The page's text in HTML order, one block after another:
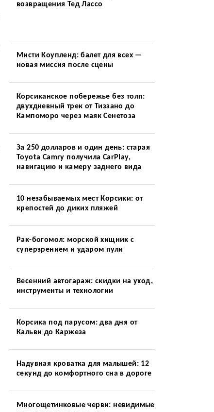
возвращения Тед Лассо
Мисти Коупленд: балет для всех —
новая миссия после сцены
Корсиканское побережье без толп:
двухдневный трек от Тиззано до
Кампоморо через маяк Сенетоза
За 250 долларов и один день: старая
Toyota Camry получила CarPlay,
навигацию и камеру заднего вида
10 незабываемых мест Корсики: от
крепостей до диких пляжей
Рак-богомол: морской хищник с
суперзрением и ударом пули
Весенний автогараж: скидки на уход,
инструменты и технологии
Корсика под парусом: два дня от
Кальви до Каржеза
Надувная кроватка для малышей: 12
секунд до комфортного сна в дороге
Многощетинковые черви: невидимые